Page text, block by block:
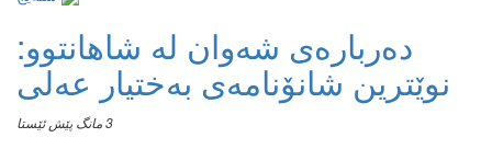
دەربارەی شەوان لە شاهانتوو:
نوێترین شانۆنامەی بەختیار عەلی
3 مانگ پێش ئێستا